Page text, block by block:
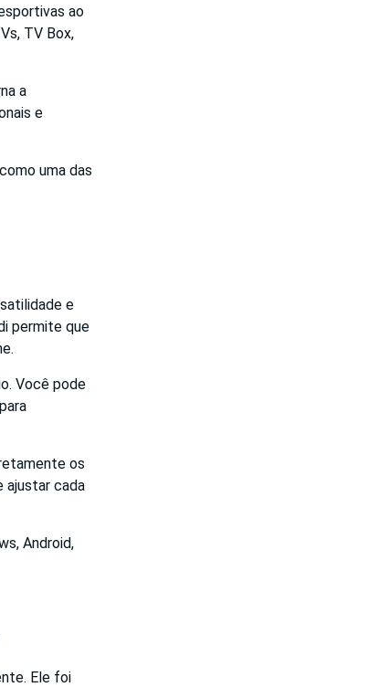
ao
TV Box,
a
e
uma das
e
permite que
Você pode
os
ajustar cada
Android,
Ele foi